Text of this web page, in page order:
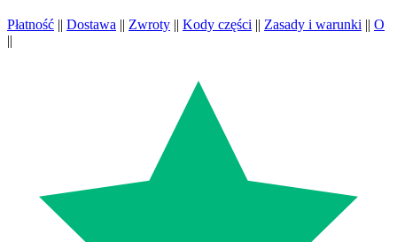
Płatność || Dostawa || Zwroty || Kody części || Zasady i warunki || O
||